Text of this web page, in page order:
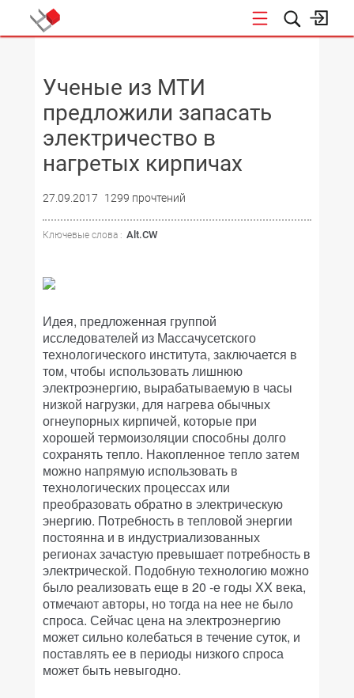
Ученые из МТИ
предложили запасать
электричество в
нагретых кирпичах
27.09.2017 1299 прочтений
Ключевые слова : Alt.CW
Идея, предложенная группой
исследователей из Массачусетского
технологического института, заключается в
том, чтобы использовать лишнюю
электроэнергию, вырабатываемую в часы
низкой нагрузки, для нагрева обычных
огнеупорных кирпичей, которые при
хорошей термоизоляции способны долго
сохранять тепло. Накопленное тепло затем
можно напрямую использовать в
технологических процессах или
преобразовать обратно в электрическую
энергию. Потребность в тепловой энергии
постоянна и в индустриализованных
регионах зачастую превышает потребность в
электрической. Подобную технологию можно
было реализовать еще в 20 -е годы XX века,
отмечают авторы, но тогда на нее не было
спроса. Сейчас цена на электроэнергию
может сильно колебаться в течение суток, и
поставлять ее в периоды низкого спроса
может быть невыгодно.